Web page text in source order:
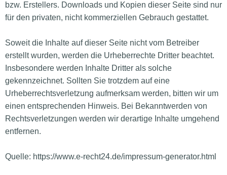
bzw. Erstellers. Downloads und Kopien dieser Seite sind nur
für den privaten, nicht kommerziellen Gebrauch gestattet.
Soweit die Inhalte auf dieser Seite nicht vom Betreiber
erstellt wurden, werden die Urheberrechte Dritter beachtet.
Insbesondere werden Inhalte Dritter als solche
gekennzeichnet. Sollten Sie trotzdem auf eine
Urheberrechtsverletzung aufmerksam werden, bitten wir um
einen entsprechenden Hinweis. Bei Bekanntwerden von
Rechtsverletzungen werden wir derartige Inhalte umgehend
entfernen.
Quelle: https://www.e-recht24.de/impressum-generator.html